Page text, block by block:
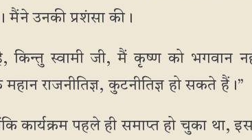
मैंने उनकी प्रशंसा की।
किन्तु स्वामी जी, मैं कृष्ण को भगवान
राजनीतिज्ञ, कुटनीतिज्ञ हो सकते हैं।”
कार्यक्रम पहले ही समाप्त हो चुका था,